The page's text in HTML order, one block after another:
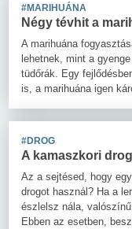
#MARIHUÁNA
Négy tévhit a
A marihuána
lehetnek, mint a
tüdőrák. Egy
is, a marihuána igen
#DROG
A kamaszkori
Az a sejtésed, hogy
drogot használ? Ha a
észlelsz nála,
Ebben az esetben,